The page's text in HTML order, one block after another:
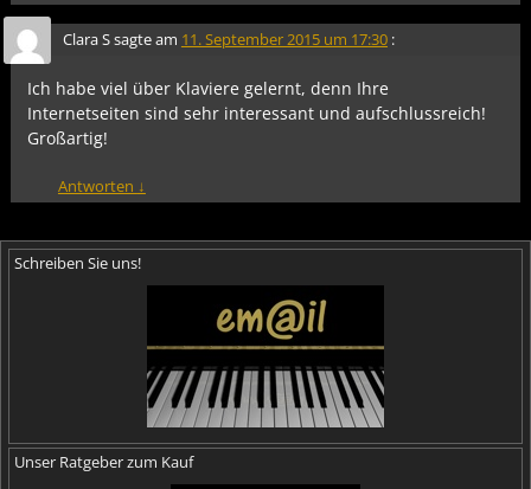
Clara Ssagte am 11. September 2015 um 17:30 :
Ich habe viel über Klaviere gelernt, denn Ihre
Internetseiten sind sehr interessant und aufschlussreich!
Großartig!
Antworten ↓
Schreiben Sie uns!
Unser Ratgeber zum Kauf